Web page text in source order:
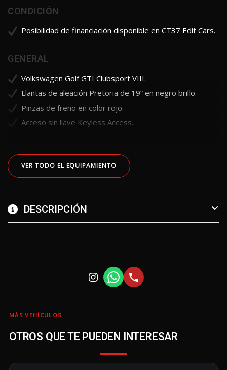
CONDICIÓN
Posibilidad de financiación disponible en CT37 Edit Cars.
GENERAL
Volkswagen Golf GTI Clubsport VIII.
Llantas de aleación Pretoria de 19” en negro brillo.
Pinzas de freno en color rojo.
Acceso sin llave Keyless Access.
VER TODO EL EQUIPAMIENTO
DESCRIPCIÓN
MÁS VEHÍCULOS
OTROS QUE TE PUEDEN INTERESAR